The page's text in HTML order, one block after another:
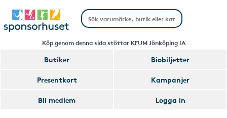
Köp genom denna sida stöttar KFUM Jönköping IA
Butiker
Biobiljetter
Presentkort
Kampanjer
Bli medlem
Logga in